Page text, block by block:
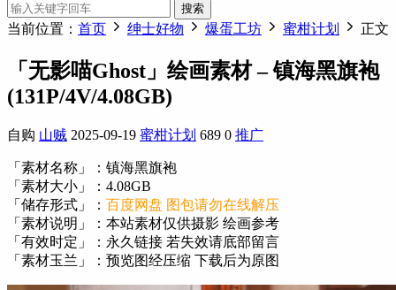
搜索
当前位置： 首页 绅士好物 爆蛋工坊 蜜柑计划 正文
「无影喵Ghost」绘画素材 – 镇海黑旗袍
(131P/4V/4.08GB)
自购 山贼 2025-09-19 蜜柑计划 689 0 推广
「素材名称」：镇海黑旗袍
「素材大小」：4.08GB
「储存形式」： 百度网盘 图包请勿在线解压
「素材说明」：本站素材仅供摄影 绘画参考
「有效时定」：永久链接 若失效请底部留言
「素材玉兰」：预览图经压缩 下载后为原图